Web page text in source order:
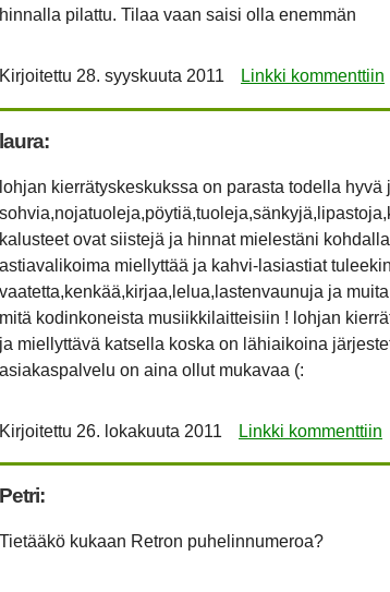
hinnalla pilattu. Tilaa vaan saisi olla enemmän
Kirjoitettu 28. syyskuuta 2011 Linkki kommenttiin
laura:
lohjan kierrätyskeskukssa on parasta todella
kalusteet ovat siistejä ja hinnat mielestäni
astiavalikoima miellyttää ja kahvi-lasiastiat
vaatetta,kenkää,kirjaa,lelua,lastenvaunuja ja
mitä kodinkoneista musiikkilaitteisiin ! lohjan
ja miellyttävä katsella koska on lähiaikoina
asiakaspalvelu on aina ollut mukavaa (:
Kirjoitettu 26. lokakuuta 2011 Linkki kommenttiin
Petri:
Tietääkö kukaan Retron puhelinnumeroa?